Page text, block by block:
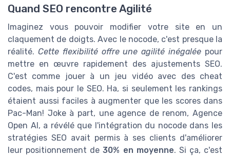
Quand SEO rencontre Agilité
Imaginez vous pouvoir modifier votre site en un
claquement de doigts. Avec le nocode, c'est presque la
réalité. Cette flexibilité offre une agilité inégalée pour
mettre en œuvre rapidement des ajustements SEO.
C'est comme jouer à un jeu vidéo avec des cheat
codes, mais pour le SEO. Ha, si seulement les rankings
étaient aussi faciles à augmenter que les scores dans
Pac-Man! Joke à part, une agence de renom, Agence
Open AI, a révélé que l'intégration du nocode dans les
stratégies SEO avait permis à ses clients d'améliorer
leur positionnement de30% en moyenne. Si ça, c'est